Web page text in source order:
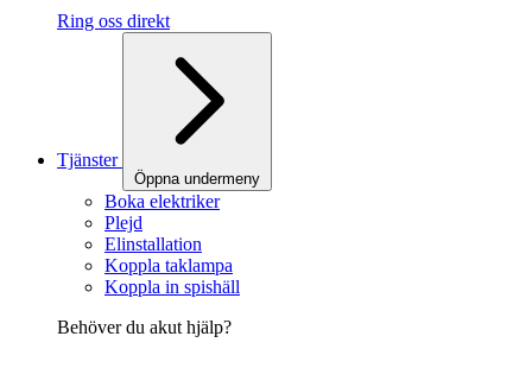
Ring oss direkt
Tjänster
Öppna undermeny
Boka elektriker
Plejd
Elinstallation
Koppla taklampa
Koppla in spishäll
Behöver du akut hjälp?